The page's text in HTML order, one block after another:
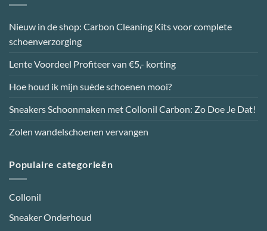
Nieuw in de shop: Carbon Cleaning Kits voor complete
schoenverzorging
Lente Voordeel Profiteer van €5,- korting
Hoe houd ik mijn suède schoenen mooi?
Sneakers Schoonmaken met Collonil Carbon: Zo Doe Je Dat!
Zolen wandelschoenen vervangen
Populaire categorieën
Collonil
Sneaker Onderhoud